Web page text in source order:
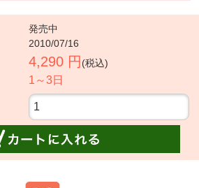
発売中
2010/07/16
4,290 円 (税込)
1～3日